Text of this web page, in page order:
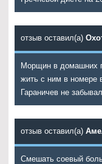
отзыв оставил(а)
Морщин в домашних
жить с ним в номере
Гараничев не
отзыв оставил(а)
Смешать соевый